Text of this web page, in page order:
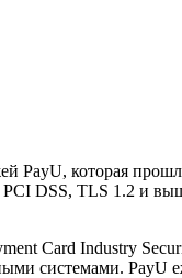
PayU, которая
PCI DSS, TLS 1.2 и
Card Industry
системами. PayU